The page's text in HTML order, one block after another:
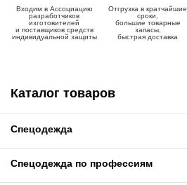
Входим в Ассоциацию
разработчиков
изготовителей
и поставщиков средств
индивидуальной защиты
Отгрузка в кратчайшие
сроки,
большие товарные
запасы,
быстрая доставка
Каталог товаров
Спецодежда
Спецодежда по профессиям